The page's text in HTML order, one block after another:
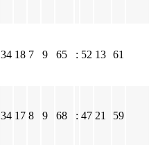
34 18 7 9 65 : 52 13 61
34 17 8 9 68 : 47 21 59